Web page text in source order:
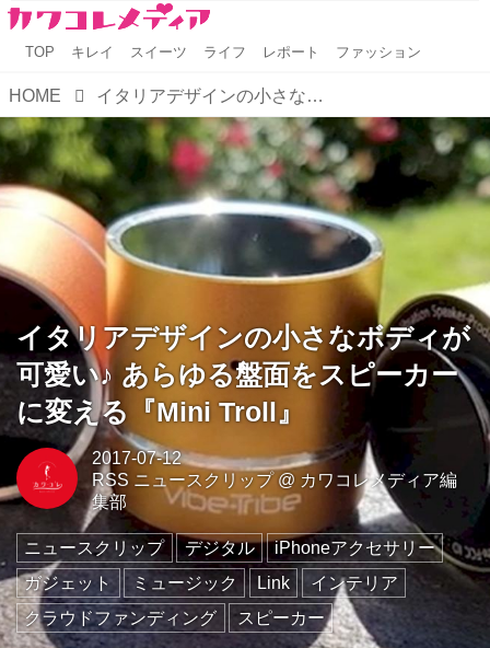
TOP キレイ スイーツ ライフ レポート ファッション
HOME イタリアデザインの小さなボディが可愛い♪ あらゆる盤面をスピーカーに変える『Mini Troll』
イタリアデザインの小さなボディが
可愛い♪ あらゆる盤面をスピーカー
に変える『Mini Troll』
2017-07-12
RSS ニュースクリップ@ カワコレメディア編
集部
ニュースクリップ デジタル
iPhoneアクセサリー
ガジェット
ミュージック Link
インテリア
クラウドファンディング
スピーカー